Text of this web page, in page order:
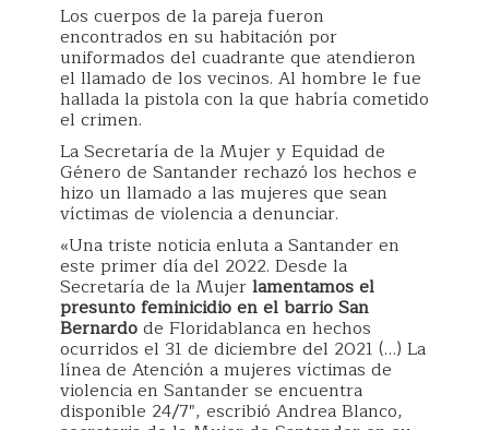
Los cuerpos de la pareja fueron
encontrados en su habitación por
uniformados del cuadrante que atendieron
el llamado de los vecinos. Al hombre le fue
hallada la pistola con la que habría cometido
el crimen.
La Secretaría de la Mujer y Equidad de
Género de Santander rechazó los hechos e
hizo un llamado a las mujeres que sean
víctimas de violencia a denunciar.
«Una triste noticia enluta a Santander en
este primer día del 2022. Desde la
Secretaría de la Mujerlamentamos el
presunto feminicidio en el barrio San
Bernardode Floridablanca en hechos
ocurridos el 31 de diciembre del 2021 (…) La
línea de Atención a mujeres víctimas de
violencia en Santander se encuentra
disponible 24/7″, escribió Andrea Blanco,